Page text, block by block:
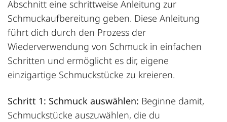
Abschnitt eine schrittweise Anleitung zur
Schmuckaufbereitung geben. Diese Anleitung
führt dich durch den Prozess der
Wiederverwendung von Schmuck in einfachen
Schritten und ermöglicht es dir, eigene
einzigartige Schmuckstücke zu kreieren.
Schritt 1: Schmuck auswählen: Beginne damit,
Schmuckstücke auszuwählen, die du